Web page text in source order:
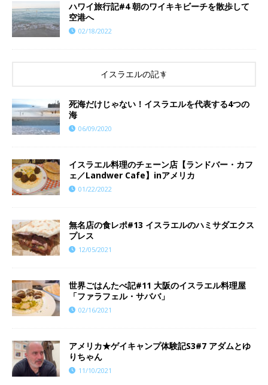
ハワイ旅行記#4 朝のワイキキビーチを散歩して
空港へ
02/18/2022
イスラエルの記事
死海だけじゃない！イスラエルを代表する4つの
海
06/09/2020
イスラエル料理のチェーン店【ランドバー・カフ
ェ／Landwer Cafe】inアメリカ
01/22/2022
無名店の食レポ#13 イスラエルのハミサダエクス
プレス
12/05/2021
世界ごはんたべ記#11 大阪のイスラエル料理屋
「ファラフェル・サババ」
02/16/2021
​​アメリカ★ゲイキャンプ体験記S3#7 アダムとゆ
りちゃん
11/10/2021